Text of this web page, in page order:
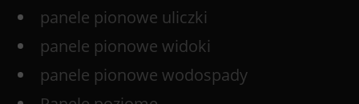
panele pionowe uliczki
panele pionowe widoki
panele pionowe wodospady